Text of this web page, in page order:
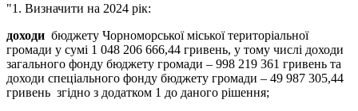
"1. Визначити на 2024 рік:
доходи бюджету Чорноморської міської територіальної
громади у сумі 1 048 206 666,44 гривень, у тому числі доходи
загального фонду бюджету громади – 998 219 361 гривень та
доходи спеціального фонду бюджету громади – 49 987 305,44
гривень згідно з додатком 1 до даного рішення;